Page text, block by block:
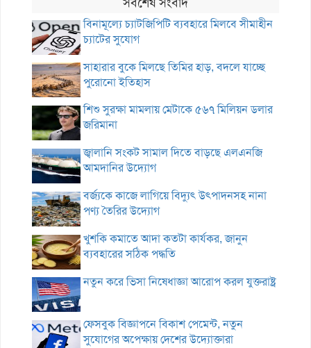
বিনামূল্যে চ্যাটজিপিটি ব্যবহারে মিলবে সীমাহীন
চ্যাটের সুযোগ
সাহারার বুকে মিলছে তিমির হাড়, বদলে যাচ্ছে
পুরোনো ইতিহাস
শিশু সুরক্ষা মামলায় মেটাকে ৫৬৭ মিলিয়ন ডলার
জরিমানা
জ্বালানি সংকট সামাল দিতে বাড়ছে এলএনজি
আমদানির উদ্যোগ
বর্জ্যকে কাজে লাগিয়ে বিদ্যুৎ উৎপাদনসহ নানা
পণ্য তৈরির উদ্যোগ
খুশকি কমাতে আদা কতটা কার্যকর, জানুন
ব্যবহারের সঠিক পদ্ধতি
নতুন করে ভিসা নিষেধাজ্ঞা আরোপ করল যুক্তরাষ্ট্র
ফেসবুক বিজ্ঞাপনে বিকাশ পেমেন্ট, নতুন
সুযোগের অপেক্ষায় দেশের উদ্যোক্তারা